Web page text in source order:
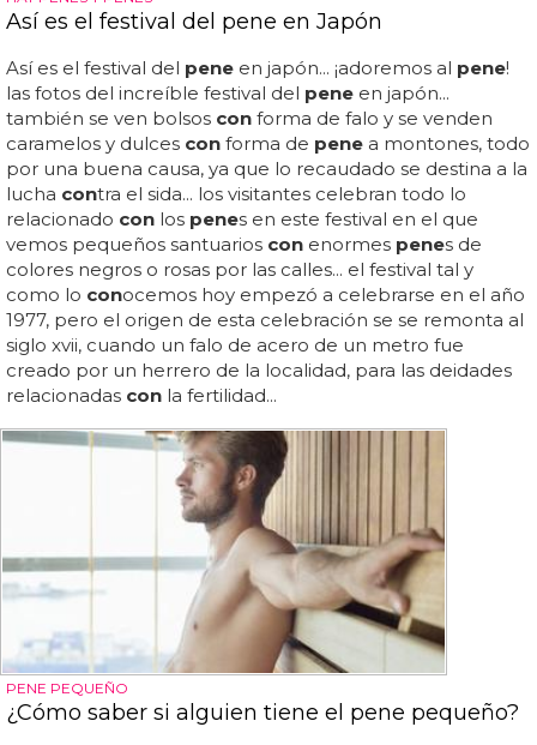
Así es el festival del pene en Japón
Así es el festival del pene en japón... ¡adoremos al pene!
las fotos del increíble festival del pene en japón...
también se ven bolsos con forma de falo y se venden
caramelos y dulces con forma de pene a montones, todo
por una buena causa, ya que lo recaudado se destina a la
lucha contra el sida... los visitantes celebran todo lo
relacionado con los penes en este festival en el que
vemos pequeños santuarios con enormes penes de
colores negros o rosas por las calles... el festival tal y
como lo conocemos hoy empezó a celebrarse en el año
1977, pero el origen de esta celebración se se remonta al
siglo xvii, cuando un falo de acero de un metro fue
creado por un herrero de la localidad, para las deidades
relacionadas con la fertilidad...
PENE PEQUEÑO
¿Cómo saber si alguien tiene el pene pequeño?